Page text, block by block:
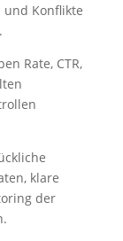
und Konflikte
Rate, CTR,
klare
der